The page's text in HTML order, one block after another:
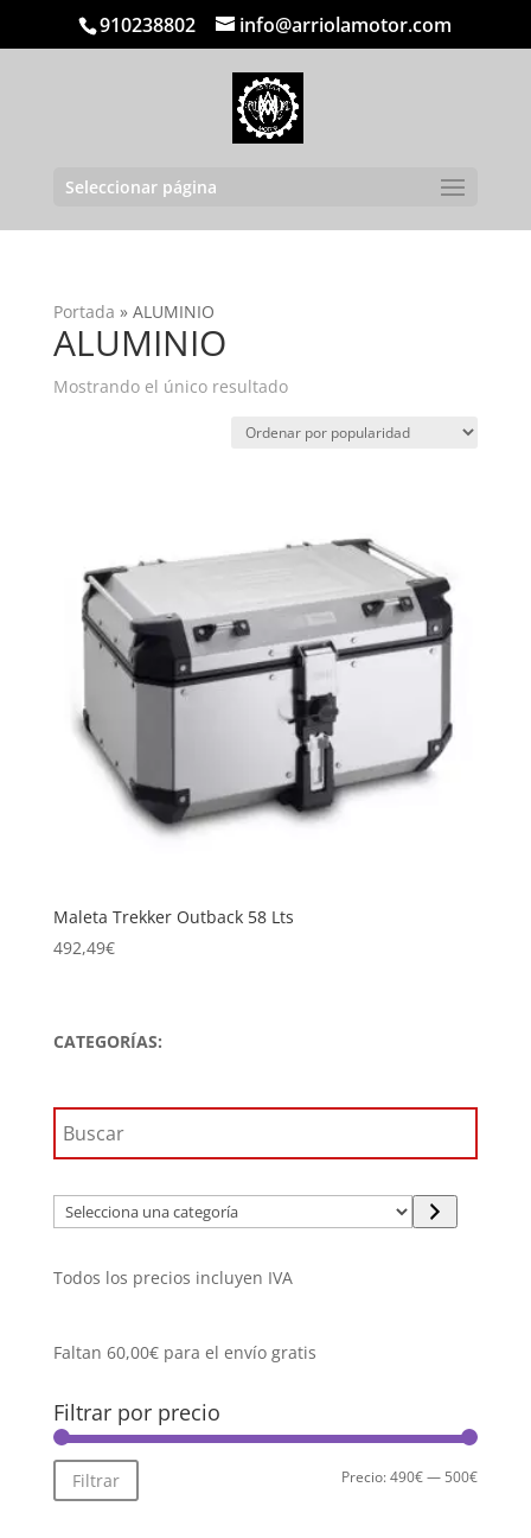
910238802 info@arriolamotor.com
Seleccionar página
Portada » ALUMINIO
ALUMINIO
Mostrando el único resultado
Maleta Trekker Outback 58 Lts
492,49€
CATEGORÍAS:
Selecciona
una
Todos los precios incluyen IVA
Faltan 60,00€para el envío gratis
Filtrar por precio
Precio
Precio
Filtrar Precio:490€— 500€